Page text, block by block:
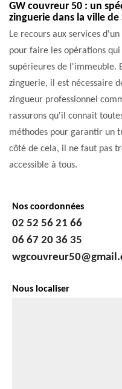
GW couvreur 50 : un
zinguerie dans la ville
Le recours aux services
pour faire les opérations
supérieures de l'immeuble.
zinguerie, il est nécessaire
zingueur professionnel
rassurons qu'il connait
méthodes pour garantir un
côté de cela, il ne faut pas
accessible à tous.
Nos coordonnées
02 52 56 21 66
06 67 20 36 35
Nous localiser